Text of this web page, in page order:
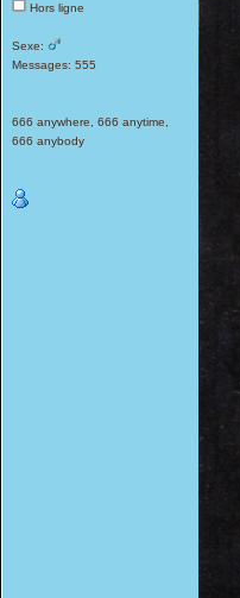
Hors ligne
Sexe:
Messages: 555
666 anywhere, 666 anytime,
666 anybody